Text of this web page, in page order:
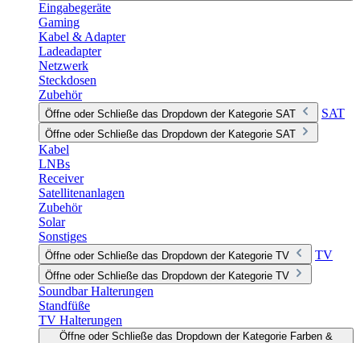
Eingabegeräte
Gaming
Kabel & Adapter
Ladeadapter
Netzwerk
Steckdosen
Zubehör
Öffne oder Schließe das Dropdown der Kategorie SAT SAT
Öffne oder Schließe das Dropdown der Kategorie SAT
Kabel
LNBs
Receiver
Satellitenanlagen
Zubehör
Solar
Sonstiges
Öffne oder Schließe das Dropdown der Kategorie TV TV
Öffne oder Schließe das Dropdown der Kategorie TV
Soundbar Halterungen
Standfüße
TV Halterungen
Öffne oder Schließe das Dropdown der Kategorie Farben &